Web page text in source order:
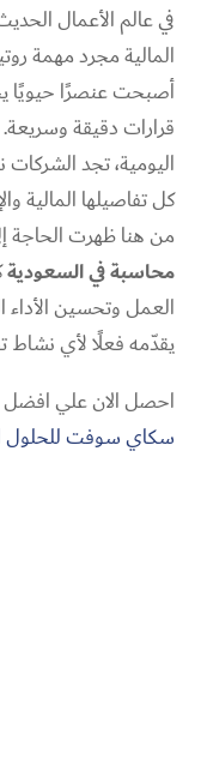
في عالم الأعمال
المالية مجرد مهمة
أصبحت عنصرًا حيويًا
قرارات دقيقة
اليومية، تجد
كل تفاصيلها المالية
من هنا ظهرت الحاجة
محاسبة في السعودية
العمل وتحسين الأداء
يقدّمه فعلًا لأي نشاط
احصل الان علي افضل
سكاي سوفت للحلول